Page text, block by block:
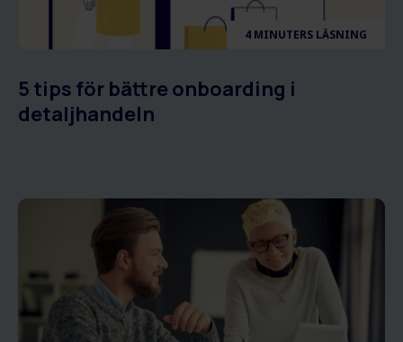
4 MINUTERS LÄSNING
5 tips för bättre onboarding i
detaljhandeln